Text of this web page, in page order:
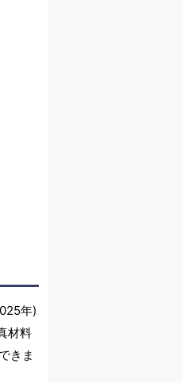
年)
材料
きま